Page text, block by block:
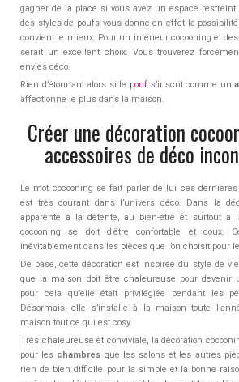
gagner de la place si vous avez un espace restreint
des styles de poufs vous donne en effet la
convient le mieux. Pour un intérieur cocooning et
serait un excellent choix. Vous trouverez
envies déco.
Rien d’étonnant alors si le poufs’inscrit comme un
affectionne le plus dans la maison.
Créer une décoration
accessoires de déco
Le mot cocooning se fait parler de lui ces
est très courant dans l’univers déco. Dans la
apparenté à la détente, au bien-être et surtout à
cocooning se doit d’être confortable et doux.
inévitablement dans les pièces que l’on choisit pour
De base, cette décoration est inspirée du style de
que la maison doit être chaleureuse pour devenir
pour cela qu’elle était privilégiée pendant les
Désormais, elle s’installe à la maison toute
maison tout ce qui est cosy.
Très chaleureuse et conviviale, la décoration
pour les chambres que les salons et les autres
rien de bien difficile pour la simple et la bonne